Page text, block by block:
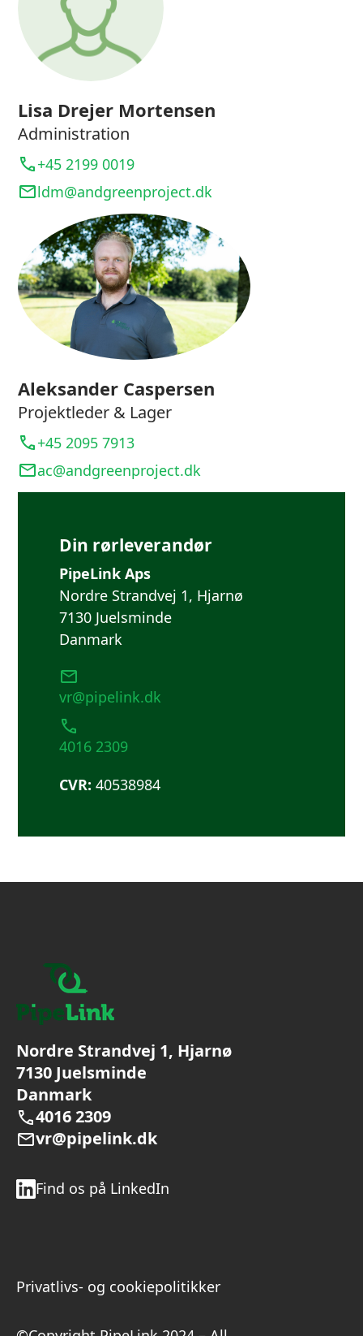
Lisa Drejer Mortensen
Administration
+45 2199 0019
ldm@andgreenproject.dk
Aleksander Caspersen
Projektleder & Lager
+45 2095 7913
ac@andgreenproject.dk
Din rørleverandør
PipeLink Aps
Nordre Strandvej 1, Hjarnø
7130 Juelsminde
Danmark
vr@pipelink.dk
4016 2309
CVR: 40538984
Nordre Strandvej 1, Hjarnø
7130 Juelsminde
Danmark
4016 2309
vr@pipelink.dk
Find os på LinkedIn
Privatlivs- og cookiepolitikker